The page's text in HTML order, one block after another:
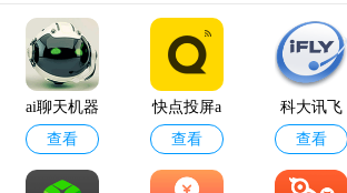
ai聊天机器
人
查看
快点投屏a
pp
查看
科大讯飞
语音引擎
最新版
查看